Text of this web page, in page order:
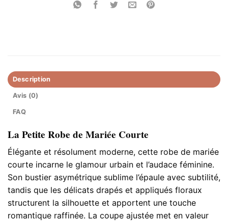
Description
Avis (0)
FAQ
La Petite Robe de Mariée Courte
Élégante et résolument moderne, cette robe de mariée
courte incarne le glamour urbain et l’audace féminine.
Son bustier asymétrique sublime l’épaule avec subtilité,
tandis que les délicats drapés et appliqués floraux
structurent la silhouette et apportent une touche
romantique raffinée. La coupe ajustée met en valeur